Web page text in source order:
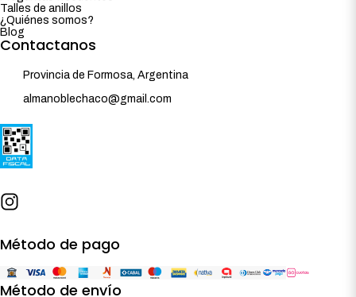
Talles de anillos
¿Quiénes somos?
Blog
Contactanos
Provincia de Formosa, Argentina
almanoblechaco@gmail.com
Método de pago
Método de envío